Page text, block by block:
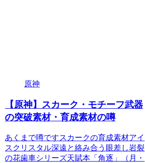
原神
【原神】スカーク・モチーフ武器
の突破素材・育成素材の噂
あくまで噂ですスカークの育成素材アイ
スクリスタル深遠と絡み合う眼差し岩裂
の花歯車シリーズ天賦本「角逐」（月・